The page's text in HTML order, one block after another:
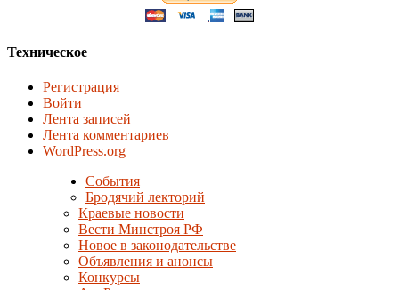
Техническое
Регистрация
Войти
Лента записей
Лента комментариев
WordPress.org
События
Бродячий лекторий
Краевые новости
Вести Минстроя РФ
Новое в законодательстве
Объявления и анонсы
Конкурсы